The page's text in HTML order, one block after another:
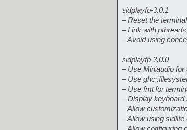
sidplayfp-3.0.1
– Reset the
– Link with
– Avoid using
sidplayfp-3.0.0
– Use Miniaudio for
– Use
– Use fmt for
– Display keyboard
– Allow
– Allow using sidlite
– Allow configuring